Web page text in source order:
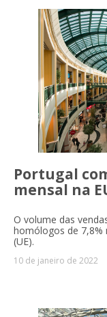
Portugal
mensal na
O volume das
homólogos de 7,8%
(UE).
10 de janeiro de 2022